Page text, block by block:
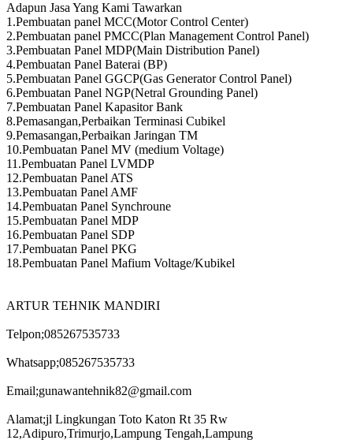
Adapun Jasa Yang Kami Tawarkan
1.Pembuatan panel MCC(Motor Control Center)
2.Pembuatan panel PMCC(Plan Management Control Panel)
3.Pembuatan Panel MDP(Main Distribution Panel)
4.Pembuatan Panel Baterai (BP)
5.Pembuatan Panel GGCP(Gas Generator Control Panel)
6.Pembuatan Panel NGP(Netral Grounding Panel)
7.Pembuatan Panel Kapasitor Bank
8.Pemasangan,Perbaikan Terminasi Cubikel
9.Pemasangan,Perbaikan Jaringan TM
10.Pembuatan Panel MV (medium Voltage)
11.Pembuatan Panel LVMDP
12.Pembuatan Panel ATS
13.Pembuatan Panel AMF
14.Pembuatan Panel Synchroune
15.Pembuatan Panel MDP
16.Pembuatan Panel SDP
17.Pembuatan Panel PKG
18.Pembuatan Panel Mafium Voltage/Kubikel
ARTUR TEHNIK MANDIRI
Telpon;085267535733
Whatsapp;085267535733
Email;gunawantehnik82@gmail.com
Alamat;jl Lingkungan Toto Katon Rt 35 Rw
12,Adipuro,Trimurjo,Lampung Tengah,Lampung